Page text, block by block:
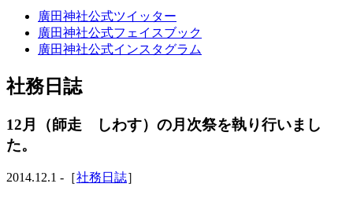
廣田神社公式ツイッター
廣田神社公式フェイスブック
廣田神社公式インスタグラム
社務日誌
12月（師走 しわす）の月次祭を執り行いまし
た。
2014.12.1 -［社務日誌］